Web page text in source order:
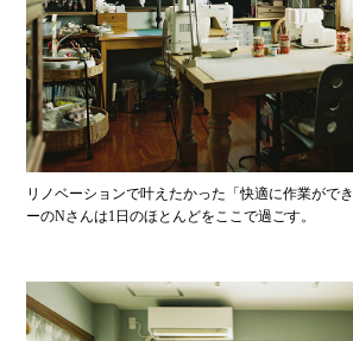
リノベーションで叶えたかった「快適に作業がで
ーのNさんは1日のほとんどをここで過ごす。